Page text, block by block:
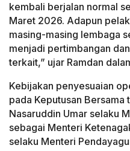
kembali berjalan normal
Maret 2026. Adapun
masing-masing lembaga
menjadi pertimbangan
terkait,” ujar Ramdan
Kebijakan penyesuaian
pada Keputusan
Nasaruddin Umar selaku
sebagai Menteri
selaku Menteri